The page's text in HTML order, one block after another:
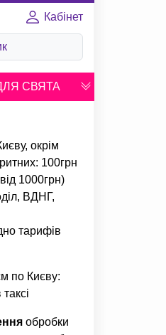
Кабінет
СВЯТА
окрім
100грн
1000грн)
ВДНГ,
тарифів
по Києву:
обробки